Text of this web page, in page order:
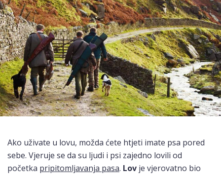
Ako uživate u lovu, možda ćete htjeti imate psa pored
sebe. Vjeruje se da su ljudi i psi zajedno lovili od
početka pripitomljavanja pasa. Lov je vjerovatno bio